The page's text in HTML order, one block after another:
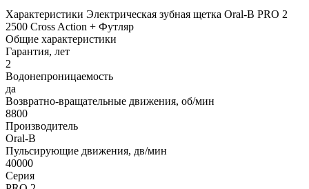
Характеристики Электрическая зубная щетка Oral-B PRO 2
2500 Cross Action + Футляр
Общие характеристики
Гарантия, лет
2
Водонепроницаемость
да
Возвратно-вращательные движения, об/мин
8800
Производитель
Oral-B
Пульсирующие движения, дв/мин
40000
Серия